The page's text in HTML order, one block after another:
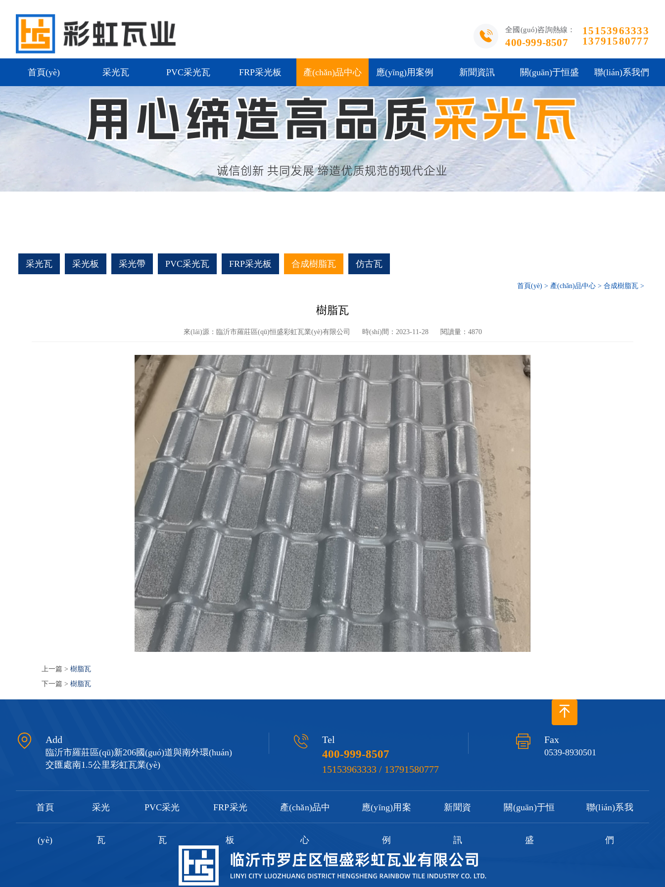
全國(guó)咨詢熱線：
400-999-8507
15153963333
13791580777
首頁(yè) 采光瓦 PVC采光瓦 FRP采光板 產(chǎn)品中心 應(yīng)用案例 新聞資訊 關(guān)于恒盛 聯(lián)系我們
采光瓦 采光板 采光帶 PVC采光瓦 FRP采光板 合成樹脂瓦 仿古瓦
首頁(yè) > 產(chǎn)品中心 > 合成樹脂瓦 >
樹脂瓦
來(lái)源：臨沂市羅莊區(qū)恒盛彩虹瓦業(yè)有限公司 時(shí)間：2023-11-28 閱讀量：4870
上一篇 > 樹脂瓦
下一篇 > 樹脂瓦
Add
臨沂市羅莊區(qū)新206國(guó)道與南外環(huán)
交匯處南1.5公里彩虹瓦業(yè)
Tel
400-999-8507
15153963333 / 13791580777
Fax
0539-8930501
首頁
(yè)
采光
瓦
PVC采光
瓦
FRP采光
板
產(chǎn)品中
心
應(yīng)用案
例
新聞資
訊
關(guān)于恒
盛
聯(lián)系我
們